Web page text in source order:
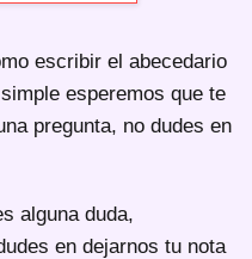
escribir el abecedario
esperemos que te
pregunta, no dudes en
alguna duda,
en dejarnos tu nota